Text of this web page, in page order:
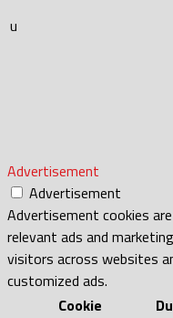
u
Advertisement
Advertisement
Advertisement cookies
relevant ads and
visitors across websites
customized ads.
Cookie